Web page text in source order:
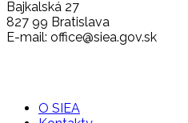
Bajkalská 27
827 99 Bratislava
E-mail: office@siea.gov.sk
O SIEA